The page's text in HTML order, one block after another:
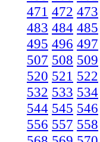
471 472 473
483 484 485
495 496 497
507 508 509
520 521 522
532 533 534
544 545 546
556 557 558